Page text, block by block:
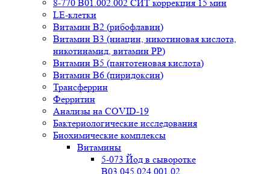
8-770 B01.002.002 СИТ коррекция 15 мин
LE-клетки
Витамин В2 (рибофлавин)
Витамин В3 (ниацин, никотиновая кислота,
никотинамид, витамин PP)
Витамин В5 (пантотеновая кислота)
Витамин В6 (пиридоксин)
Трансферрин
Ферритин
Анализы на COVID-19
Бактериологические исследования
Биохимические комплексы
Витамины
5-073 Йод в сыворотке
B03.045.024.001.02